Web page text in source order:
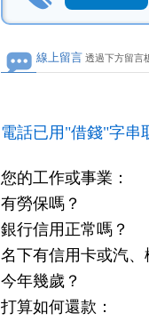
線上留言 透過下方留言
電話已用"借錢"字串
您的工作或事業：
有勞保嗎？
銀行信用正常嗎？
名下有信用卡或汽、
今年幾歲？
打算如何還款：